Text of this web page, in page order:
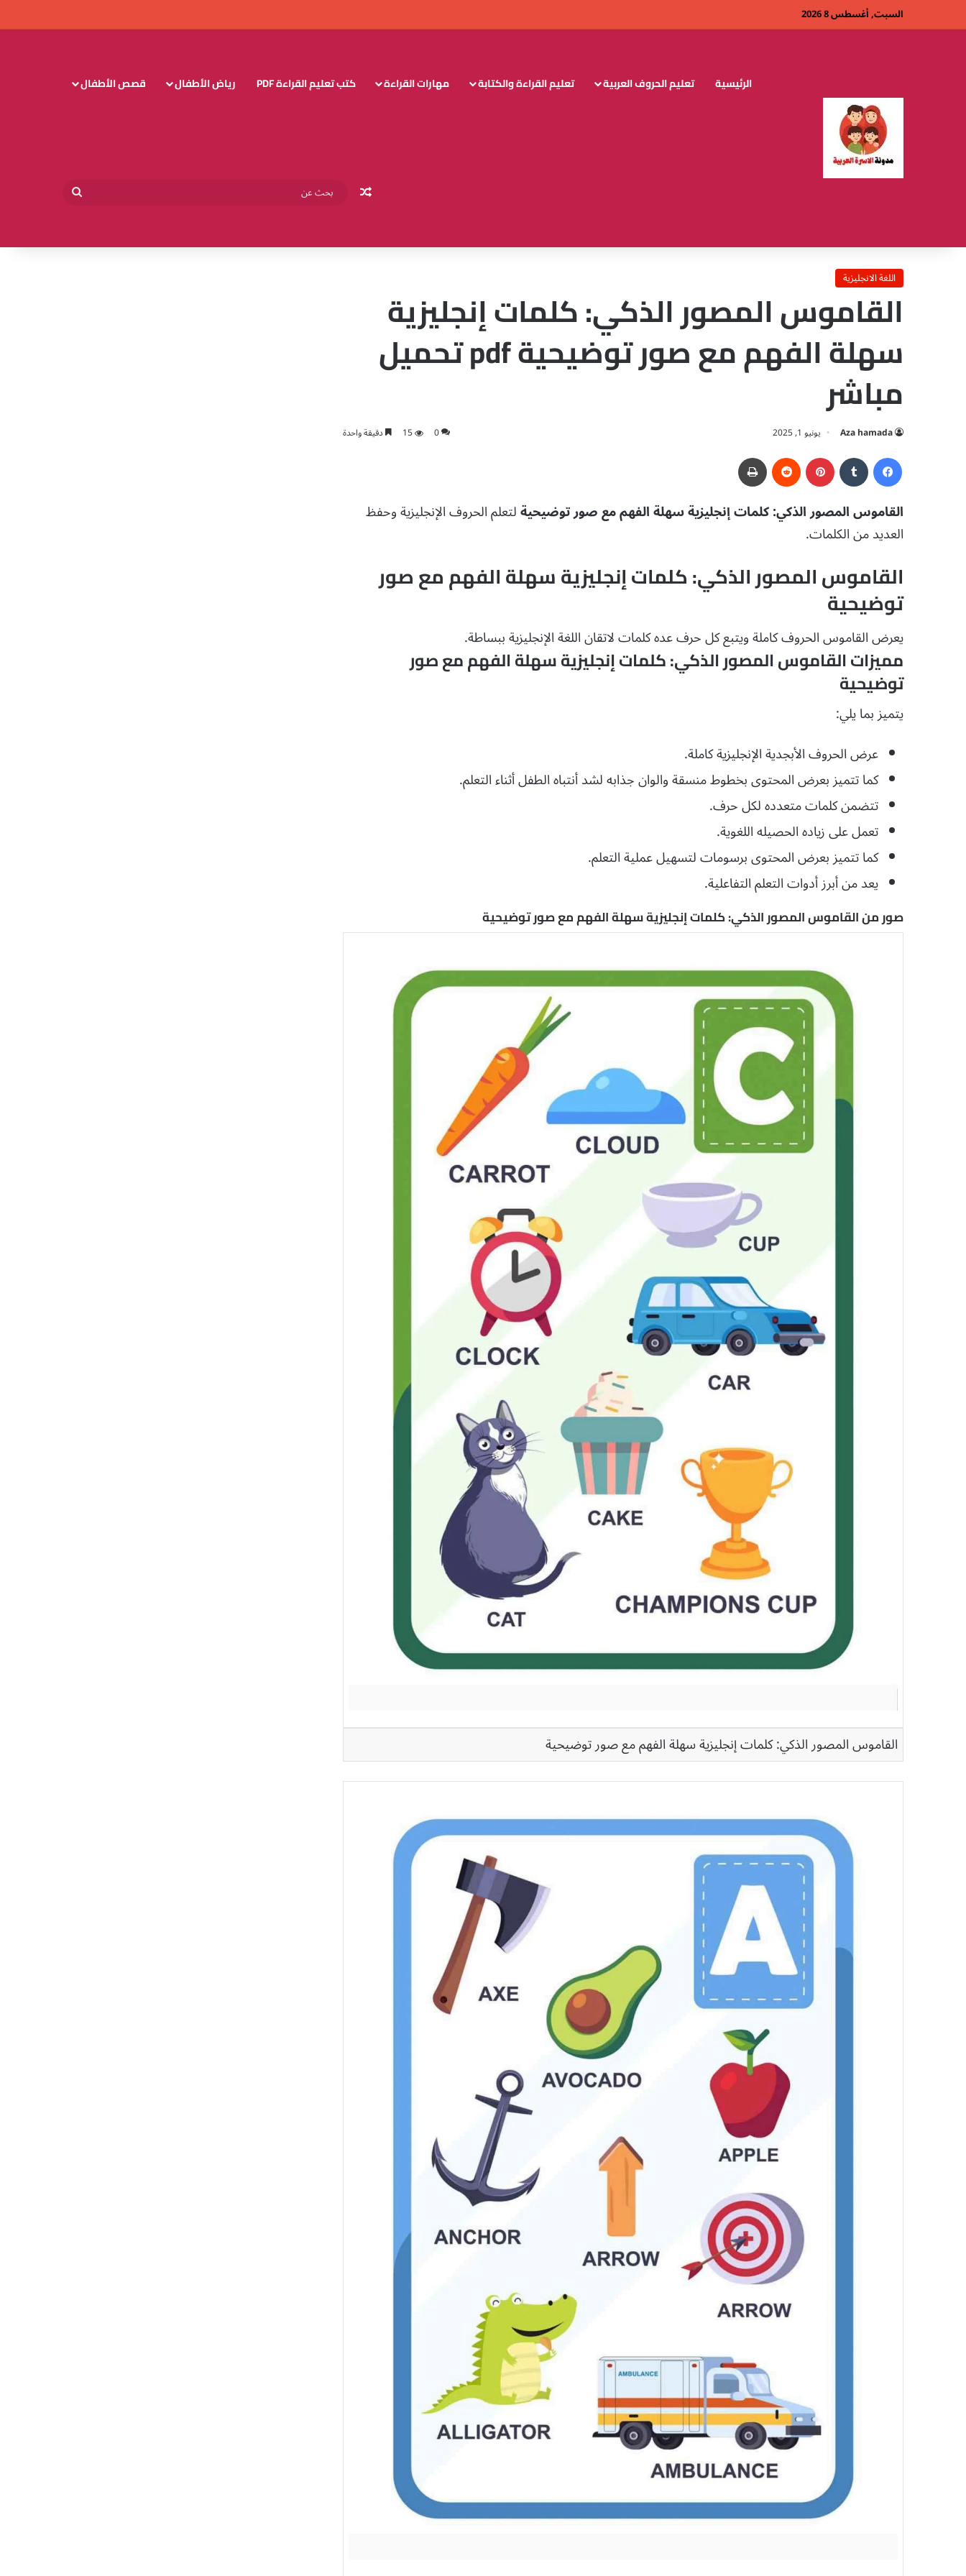
السبت, أغسطس 8 2026
الرئيسية تعليم الحروف العربية تعليم القراءة والكتابة مهارات القراءة كتب تعليم القراءة PDF رياض الأطفال قصص الأطفال
مقال عشوائي
اللغة الانجليزية
القاموس المصور الذكي: كلمات إنجليزية
سهلة الفهم مع صور توضيحية pdf تحميل
مباشر
Aza hamada يونيو 1, 2025 0
15 دقيقة واحدة
بينتيريست
القاموس المصور الذكي: كلمات إنجليزية سهلة الفهم مع صور توضيحيةلتعلم الحروف الإنجليزية وحفظ
العديد من الكلمات.
القاموس المصور الذكي: كلمات إنجليزية سهلة الفهم مع صور
توضيحية
يعرض القاموس الحروف كاملة ويتبع كل حرف عده كلمات لاتقان اللغة الإنجليزية ببساطة.
مميزات القاموس المصور الذكي: كلمات إنجليزية سهلة الفهم مع صور
توضيحية
يتميز بما يلي:
عرض الحروف الأبجدية الإنجليزية كاملة.
كما تتميز بعرض المحتوى بخطوط منسقة والوان جذابه لشد أنتباه الطفل أثناء التعلم.
تتضمن كلمات متعدده لكل حرف.
تعمل على زياده الحصيله اللغوية.
كما تتميز بعرض المحتوى برسومات لتسهيل عملية التعلم.
يعد من أبرز أدوات التعلم التفاعلية.
صور من القاموس المصور الذكي: كلمات إنجليزية سهلة الفهم مع صور توضيحية
القاموس المصور الذكي: كلمات إنجليزية سهلة الفهم مع صور توضيحية